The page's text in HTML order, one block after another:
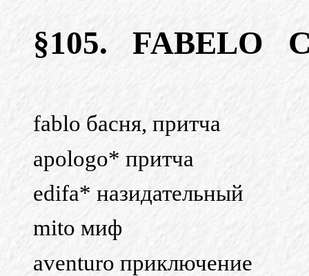
§105. FABELO
fablo басня, притча
apologo* притча
edifa* назидательный
mito миф
aventuro приключение